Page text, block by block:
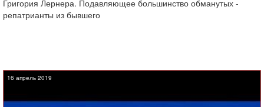
Григория Лернера. Подавляющее большинство обманутых -
репатрианты из бывшего
16 апрель 2019